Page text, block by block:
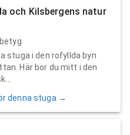
och Kilsbergens natur
stuga i den rofyllda byn
Här bor du mitt i den
denna stuga →